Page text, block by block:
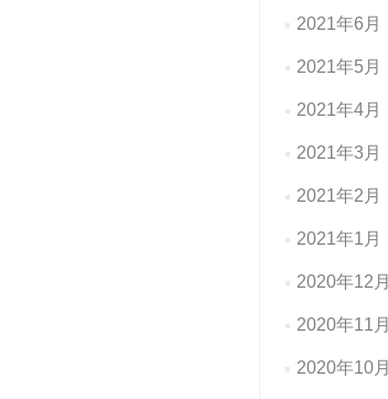
2021年6月
2021年5月
2021年4月
2021年3月
2021年2月
2021年1月
2020年12月
2020年11月
2020年10月